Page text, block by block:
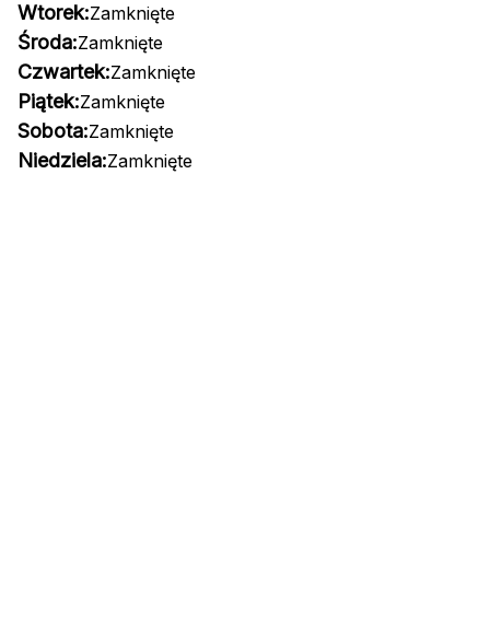
Wtorek:Zamknięte
Środa:Zamknięte
Czwartek:Zamknięte
Piątek:Zamknięte
Sobota:Zamknięte
Niedziela:Zamknięte